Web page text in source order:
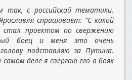
с российской тематики.
спрашивает: “С какой
стал проектом по свержению
боец и меня это очень
подставляю за Путина.
деле я свергаю его в боях